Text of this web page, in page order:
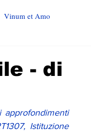
Vinum et Amo
- di
approfondimenti
Istituzione